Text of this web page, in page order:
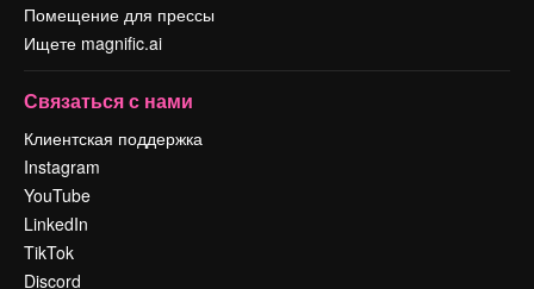
Помещение для прессы
Ищете magnific.ai
Связаться с нами
Клиентская поддержка
Instagram
YouTube
LinkedIn
TikTok
Discord